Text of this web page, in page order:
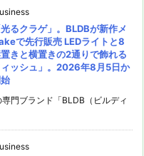
るクラゲ」。BLDBが新作メ
で先行販売 LEDライトと8
きと横置きの2通りで飾れる
ィッシュ」。2026年8月5日か
門ブランド「BLDB（ビルディ